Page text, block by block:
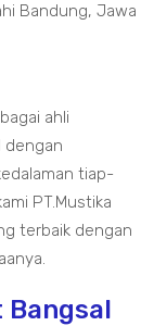
Bandung, Jawa
ahli
dengan
tiap-
PT.Mustika
terbaik dengan
Bangsal